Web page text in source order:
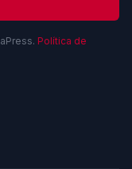
Política de